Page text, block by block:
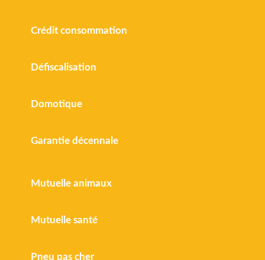
Crédit consommation
Défiscalisation
Domotique
Garantie décennale
Mutuelle animaux
Mutuelle santé
Pneu pas cher